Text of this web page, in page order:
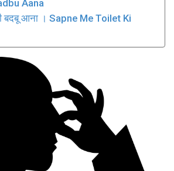
Aana
बदबू आना । Sapne Me Toilet Ki